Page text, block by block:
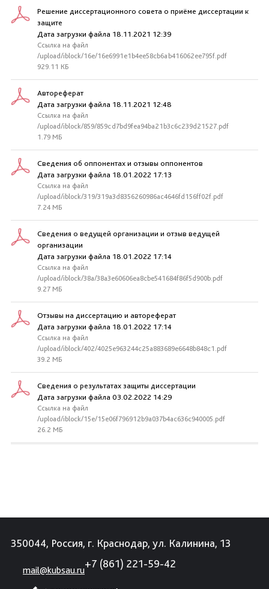
Решение диссертационного совета о приёме диссертации к
защите
Дата загрузки файла 18.11.2021 12:39
Ссылка на файл
/upload/iblock/16e/16e6991e1b4ee58cb6ab416062ee795f.pdf
929.11 КБ
Автореферат
Дата загрузки файла 18.11.2021 12:48
Ссылка на файл
/upload/iblock/859/859cd7bd9fea94ba21b3c6c239d21527.pdf
1.79 МБ
Сведения об оппонентах и отзывы оппонентов
Дата загрузки файла 18.01.2022 17:13
Ссылка на файл
/upload/iblock/319/319a3d8356260986ac4646fd156ff02f.pdf
7.24 МБ
Сведения о ведущей организации и отзыв ведущей
организации
Дата загрузки файла 18.01.2022 17:14
Ссылка на файл
/upload/iblock/38a/38a3e60606ea8cbe541684f86f5d900b.pdf
9.27 МБ
Отзывы на диссертацию и автореферат
Дата загрузки файла 18.01.2022 17:14
Ссылка на файл
/upload/iblock/402/4025e963244c25a883689e6648b848c1.pdf
39.2 МБ
Сведения о результатах защиты диссертации
Дата загрузки файла 03.02.2022 14:29
Ссылка на файл
/upload/iblock/15e/15e06f796912b9a037b4ac636c940005.pdf
26.2 МБ
350044, Россия, г. Краснодар, ул. Калинина, 13
mail@kubsau.ru
+7 (861) 221-59-42